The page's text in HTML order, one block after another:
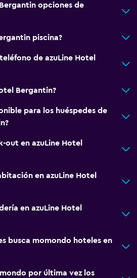
opciones de
piscina?
de azuLine Hotel
Bergantin?
para los huéspedes de
out en azuLine Hotel
en azuLine Hotel
en azuLine Hotel
busca momondo hoteles en
por última vez los